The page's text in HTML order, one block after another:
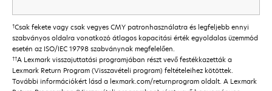
†Csak fekete vagy csak vegyes CMY patronhasználatra és legfeljebb ennyi
szabványos oldalra vonatkozó átlagos kapacitási érték egyoldalas üzemmód
esetén az ISO/IEC 19798 szabványnak megfelelően.
††A Lexmark visszajuttatási programjában részt vevő festékkazetták a
Lexmark Return Program (Visszavételi program) feltételeihez kötöttek.
További információkért lásd a lexmark.com/returnprogram oldalt. A Lexmark